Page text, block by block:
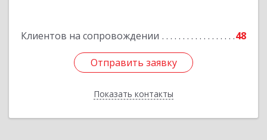
Клиентов на сопровождении 48
Отправить заявку
Показать контакты
Отправить заявку
Назад